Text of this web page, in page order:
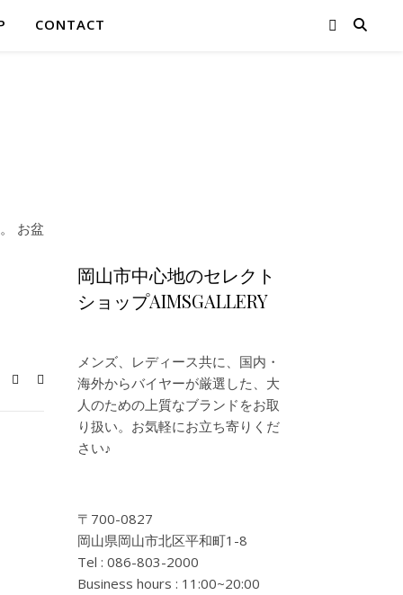
CONTACT
お盆
岡山市中心地のセレクト
ショップAIMSGALLERY
メンズ、レディース共に、国内・
海外からバイヤーが厳選した、大
人のための上質なブランドをお取
り扱い。お気軽にお立ち寄りくだ
さい♪
〒700-0827
岡山県岡山市北区平和町1-8
Tel : 086-803-2000
Business hours : 11:00~20:00